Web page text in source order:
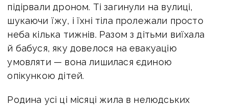
підірвали дроном. Ті загинули на вулиці,
шукаючи їжу, і їхні тіла пролежали просто
неба кілька тижнів. Разом з дітьми виїхала
й бабуся, яку довелося на евакуацію
умовляти — вона лишилася єдиною
опікункою дітей.
Родина усі ці місяці жила в нелюдських